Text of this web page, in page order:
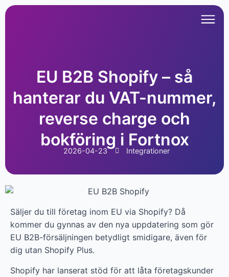
EU B2B Shopify – så
hanterar du VAT-nummer,
reverse charge och
bokföring i Fortnox
2026-04-23 Integrationer
Säljer du till företag inom EU via Shopify? Då
kommer du gynnas av den nya uppdatering som gör
EU B2B-försäljningen betydligt smidigare, även för
dig utan Shopify Plus.
Shopify har lanserat stöd för att låta företagskunder